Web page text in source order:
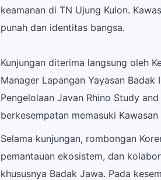
keamanan di TN Ujung Kulon.
punah dan identitas bangsa.
Kunjungan diterima langsung oleh
Manager Lapangan Yayasan Badak
Pengelolaan Javan Rhino Study
berkesempatan memasuki
Selama kunjungan, rombongan
pemantauan ekosistem, dan
khususnya Badak Jawa. Pada